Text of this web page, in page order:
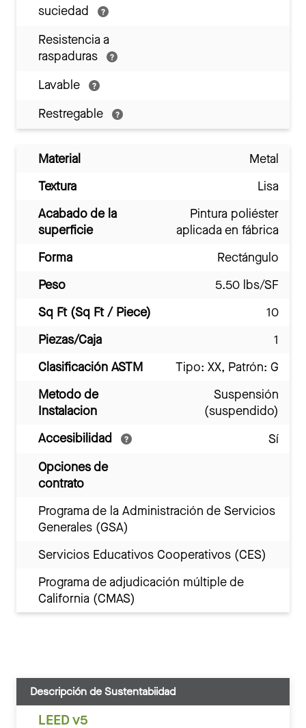
suciedad
Resistencia a
raspaduras
Lavable
Restregable
Material
Metal
Textura
Lisa
Acabado de la
superficie
Pintura poliéster
aplicada en fábrica
Forma
Rectángulo
Peso
5.50 lbs/SF
Sq Ft (Sq Ft / Piece)
10
Piezas/Caja
1
Clasificación ASTM
Tipo: XX, Patrón: G
Metodo de
Instalacion
Suspensión
(suspendido)
Accesibilidad
Sí
Opciones de
contrato
Programa de la Administración de Servicios
Generales (GSA)
Servicios Educativos Cooperativos (CES)
Programa de adjudicación múltiple de
California (CMAS)
Descripción de Sustentabiidad
LEED v5